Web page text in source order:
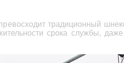
традиционный
срока службы,